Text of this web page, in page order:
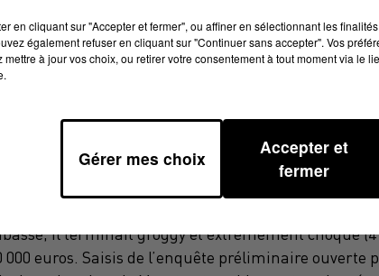
dans un dossier d’extorsion.
d’années avait été enlevé et séquestré pendant
il terminait groggy et extrêmement choqué
euros. Saisis de l’enquête préliminaire ouverte
en cliquant sur "Accepter et fermer", ou affiner en sélectionnant les
également refuser en cliquant sur "Continuer sans accepter". Vos
mettre à jour vos choix, ou retirer votre consentement à tout moment via le
Gérer mes choix
Accepter et
fermer